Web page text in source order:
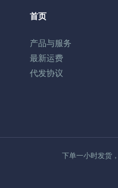
首页
产品与服务
最新运费
代发协议
下单一小时发货